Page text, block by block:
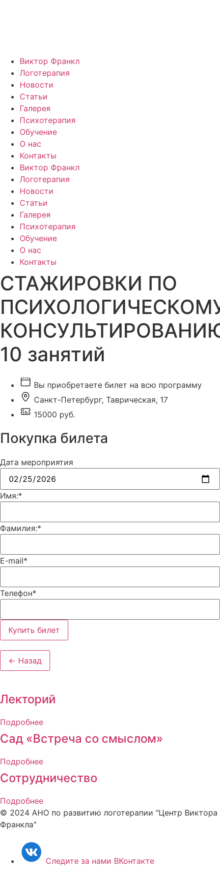
Виктор Франкл
Логотерапия
Новости
Статьи
Галерея
Психотерапия
Обучение
О нас
Контакты
Виктор Франкл
Логотерапия
Новости
Статьи
Галерея
Психотерапия
Обучение
О нас
Контакты
СТАЖИРОВКИ ПО
10 занятий
Вы приобретаете билет на всю программу
Санкт-Петербург, Таврическая, 17
15000 руб.
Покупка билета
Дата мероприятия
Имя:*
Фамилия:*
E-mail*
Телефон*
Купить билет
← Назад
Лекторий
Подробнее
Сад «Встреча со смыслом»
Подробнее
Сотрудничество
Подробнее
© 2024 АНО по развитию логотерапии "Центр Виктора
Франкла"
Следите за нами ВКонтакте